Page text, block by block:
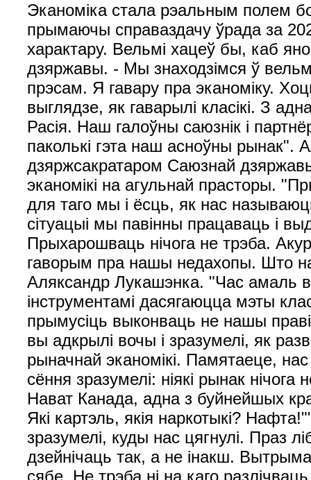
Эканоміка стала рэальным полем
прымаючы справаздачу ўрада за
характару. Вельмі хацеў бы, каб
дзяржавы. - Мы знаходзімся ў
прэсам. Я гавару пра эканоміку.
выглядзе, як гаварылі класікі. З
Расія. Наш галоўны саюзнік і
паколькі гэта наш асноўны рынак".
дзяржсакратаром Саюзнай
эканомікі на агульнай прасторы.
для таго мы і ёсць, як нас
сітуацыі мы павінны працаваць і
Прыхарошваць нічога не трэба.
гаворым пра нашы недахопы. Што
Аляксандр Лукашэнка. "Час амаль
інструментамі дасягаюцца мэты
прымусіць выконваць не нашы
вы адкрылі вочы і зразумелі, як
рыначнай эканомікі. Памятаеце,
сёння зразумелі: ніякі рынак
Нават Канада, адна з буйнейшых
Які картэль, якія наркотыкі?
зразумелі, куды нас цягнулі. Праз
дзейнічаць так, а не інакш.
сябе. Не трэба ні на каго